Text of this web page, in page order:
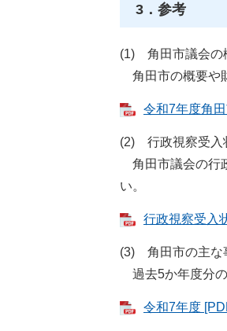
3．参考
(1) 角田市議会の
角田市の概要や
令和7年度角
(2) 行政視察受入
角田市議会の行
い。
行政視察受入
(3) 角田市の主な
過去5か年度分の
令和7年度